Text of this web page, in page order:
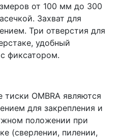
от 100 мм до 300
Захват для
Три отверстия для
удобный
фиксатором.
OMBRA являются
для закрепления и
положении при
(сверлении, пилении,